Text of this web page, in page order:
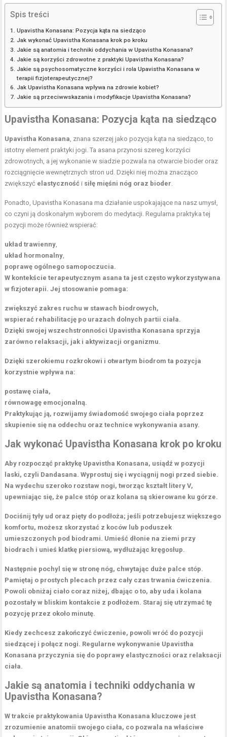
Spis treści
Upavistha Konasana: Pozycja kąta na siedząco
Jak wykonać Upavistha Konasana krok po kroku
Jakie są anatomia i techniki oddychania w Upavistha Konasana?
Jakie są korzyści zdrowotne z praktyki Upavistha Konasana?
Jakie są psychosomatyczne korzyści i rola Upavistha Konasana w
terapii fizjoterapeutycznej?
Jak Upavistha Konasana wpływa na zdrowie kobiet?
Jakie są przeciwwskazania i modyfikacje Upavistha Konasana?
Upavistha Konasana: Pozycja kąta na siedząco
Upavistha Konasana, znana szerzej jako pozycja kąta na siedząco, to
istotny element praktyki jogi. Ta asana przynosi szereg korzyści
zdrowotnych, a jej wykonanie w siadzie pozwala na otwarcie bioder oraz
rozciągnięcie wewnętrznych stron ud. Dzięki niej można znacząco
zwiększyć elastyczność i siłę mięśni nóg oraz bioder.
Ponadto, Upavistha Konasana ma działanie uspokajające na nasz umysł,
co czyni ją doskonałym wyborem do medytacji. Regularna praktyka tej
pozycji może również wspierać:
układ trawienny,
układ hormonalny,
poprawę ogólnego samopoczucia.
W kontekście terapeutycznym asana ta jest często wykorzystywana
w fizjoterapii. Jej stosowanie pomaga:
zwiększyć zakres ruchu w stawach biodrowych,
wspierać rehabilitację po urazach dolnych partii ciała.
Dzięki swojej wszechstronności Upavistha Konasana sprzyja
zarówno relaksacji, jak i aktywizacji organizmu.
Dzięki szerokiemu rozkrokowi i otwartym biodrom ta pozycja
korzystnie wpływa na:
postawę ciała,
równowagę emocjonalną.
Praktykując ją, rozwijamyświadomość swojego ciała poprzez
skupienie się na oddechu oraz technice wykonywania asany.
Jak wykonać Upavistha Konasana krok po kroku
Aby rozpocząć praktykę Upavistha Konasana, usiądź w pozycji
laski, czyli Dandasana. Wyprostuj się i wyciągnij nogi przed siebie.
Na wydechu szeroko rozstaw nogi, tworząc kształt litery V,
upewniając się, że palce stóp oraz kolana są skierowane ku górze.
Dociśnij tyły ud oraz pięty do podłoża; jeśli potrzebujesz większego
komfortu, możesz skorzystać z koców lub poduszek
umieszczonych pod biodrami. Umieść dłonie na ziemi przy
biodrach i unieś klatkę piersiową, wydłużając kręgosłup.
Następnie pochyl się w stronę nóg, chwytając duże palce stóp.
Pamiętaj o prostych plecach przez cały czas trwania ćwiczenia.
Powoli obniżaj ciało coraz niżej, dbając o to, aby uda i kolana
pozostały w bliskim kontakcie z podłożem. Staraj się utrzymać tę
pozycję przez około minutę.
Kiedy zechcesz zakończyć ćwiczenie, powoli wróć do pozycji
siedzącej i połącz nogi. Regularne wykonywanie Upavistha
Konasana przyczynia się do poprawy elastyczności oraz relaksacji
ciała.
Jakie są anatomia i techniki oddychania w
Upavistha Konasana?
W trakcie praktykowania Upavistha Konasana kluczowe jest
zrozumienie anatomii swojego ciała, co pozwala na właściwe